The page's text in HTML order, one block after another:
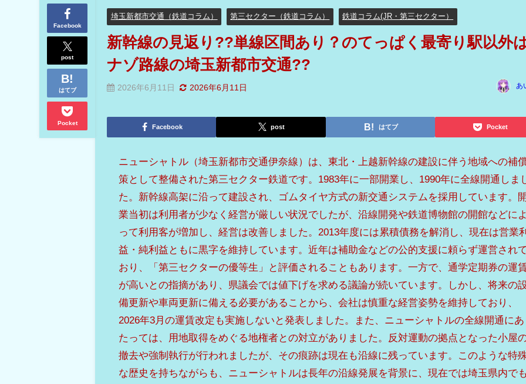
Facebook
post
はてブ
Pocket
埼玉新都市交通（鉄道コラム） 第三セクター（鉄道コラム） 鉄道コラム(JR・第三セクター）
新幹線の見返り??単線区間あり？のてっぱく最寄り駅以外
ナゾ路線の埼玉新都市交通??
2026年6月11日 2026年6月11日 あ
Facebook post はてブ Pocket
ニューシャトル（埼玉新都市交通伊奈線）は、東北・上越新幹線の建設に伴う地域への補
策として整備された第三セクター鉄道です。1983年に一部開業し、1990年に全線開通しま
た。新幹線高架に沿って建設され、ゴムタイヤ方式の新交通システムを採用しています。
業当初は利用者が少なく経営が厳しい状況でしたが、沿線開発や鉄道博物館の開館などに
って利用客が増加し、経営は改善しました。2013年度には累積債務を解消し、現在は営業
益・純利益ともに黒字を維持しています。近年は補助金などの公的支援に頼らず運営され
おり、「第三セクターの優等生」と評価されることもあります。一方で、通学定期券の運
が高いとの指摘があり、県議会では値下げを求める議論が続いています。しかし、将来の
備更新や車両更新に備える必要があることから、会社は慎重な経営姿勢を維持しており、
2026年3月の運賃改定も実施しないと発表しました。また、ニューシャトルの全線開通にあ
たっては、用地取得をめぐる地権者との対立がありました。反対運動の拠点となった小屋
撤去や強制執行が行われましたが、その痕跡は現在も沿線に残っています。このような特
な歴史を持ちながらも、ニューシャトルは長年の沿線発展を背景に、現在では埼玉県内で